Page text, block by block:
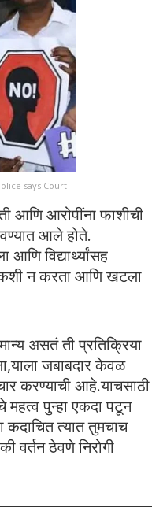
says Court
आणि आरोपींना फाशीची
आले होते.
विद्यार्थ्यांसह
न करता आणि खटला
असतं ती प्रतिक्रिया
जबाबदार केवळ
करण्याची आहे.याचसाठी
पुन्हा एकदा पटून
कदाचित त्यात तुमचाच
वर्तन ठेवणे निरोगी